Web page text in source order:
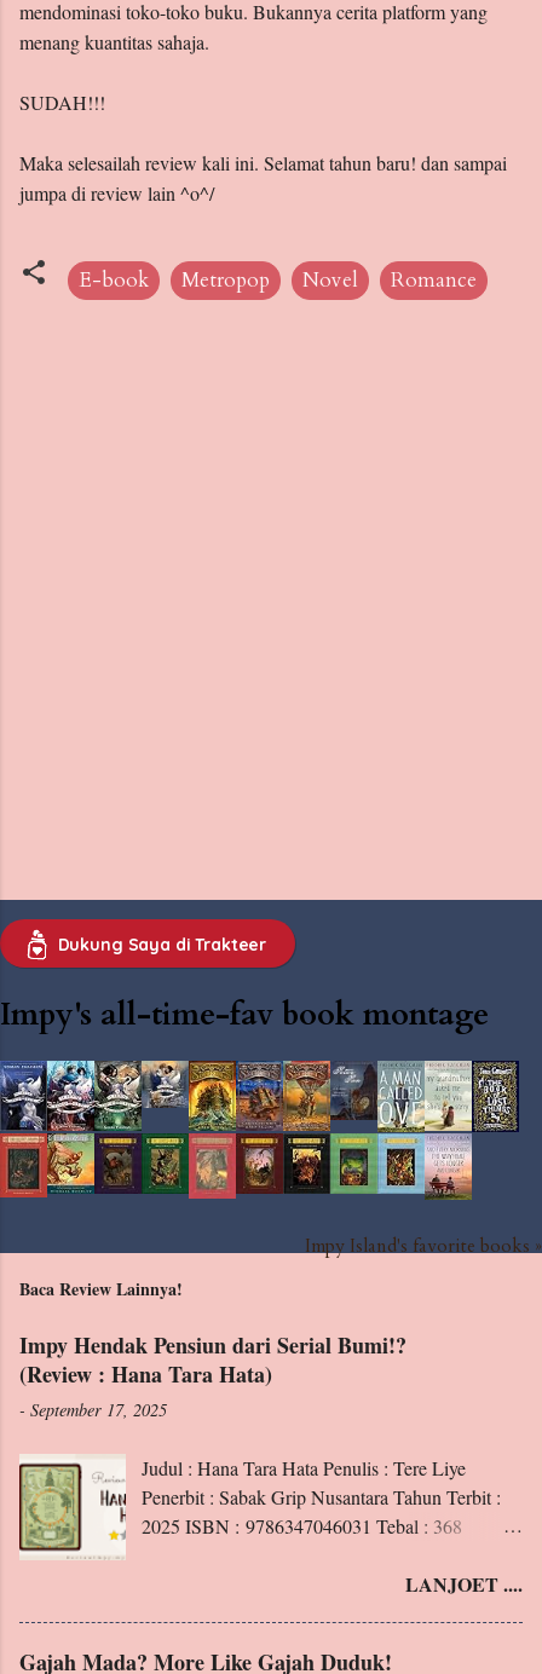
mendominasi toko-toko buku. Bukannya cerita platform yang
menang kuantitas sahaja.
SUDAH!!!
Maka selesailah review kali ini. Selamat tahun baru! dan sampai
jumpa di review lain ^o^/
E-book Metropop Novel Romance
Dukung Saya di Trakteer
Impy's all-time-fav book montage
Impy Island's favorite books »
Baca Review Lainnya!
Impy Hendak Pensiun dari Serial Bumi!?
(Review : Hana Tara Hata)
- September 17, 2025
Judul : Hana Tara Hata Penulis : Tere Liye
Penerbit : Sabak Grip Nusantara Tahun Terbit :
2025 ISBN : 9786347046031 Tebal : 368
Hana, penghuni Padang Perdu Klan Matahari?
LANJOET ....
Gajah Mada? More Like Gajah Duduk!